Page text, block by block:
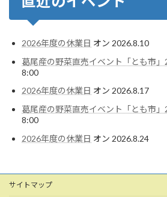
2026年度の休業日 オン 2026.8.10
葛尾産の野菜直売イベント「とも市
8:00
2026年度の休業日 オン 2026.8.17
葛尾産の野菜直売イベント「とも市
8:00
2026年度の休業日 オン 2026.8.24
サイトマップ